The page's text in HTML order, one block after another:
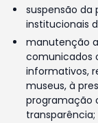
suspensão da
institucionais
manutenção
comunicados
informativos,
museus, à
programação
transparência;